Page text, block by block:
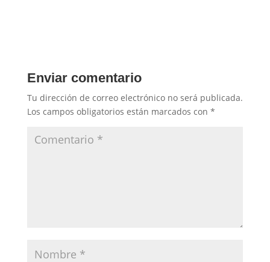
Enviar comentario
Tu dirección de correo electrónico no será publicada.
Los campos obligatorios están marcados con *